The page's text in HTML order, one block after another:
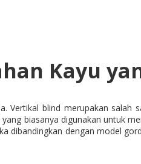
Kayu
blind merupakan salah
biasanya digunakan untuk
dengan model